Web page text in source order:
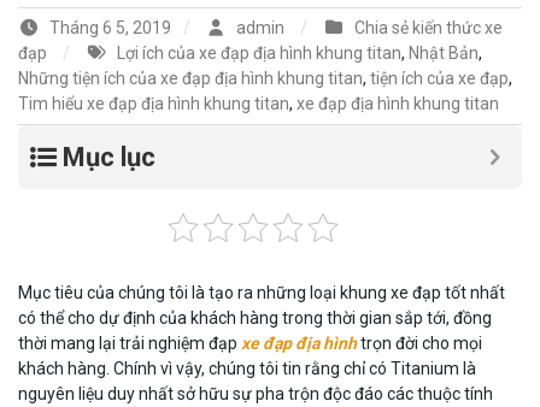
Tháng 6 5, 2019 admin
Chia sẻ kiến thức xe
đạp
Lợi ích của xe đạp địa hình khung titan, Nhật Bản,
Những tiện ích của xe đạp địa hình khung titan, tiện ích của xe đạp,
Tim hiểu xe đạp địa hình khung titan, xe đạp địa hình khung titan
Mục lục
Mục tiêu của chúng tôi là tạo ra những loại khung xe đạp tốt nhất
có thể cho dự định của khách hàng trong thời gian sắp tới, đồng
thời mang lại trải nghiệm đạp xe đạp địa hìnhtrọn đời cho mọi
khách hàng. Chính vì vậy, chúng tôi tin rằng chỉ có Titanium là
nguyên liệu duy nhất sở hữu sự pha trộn độc đáo các thuộc tính